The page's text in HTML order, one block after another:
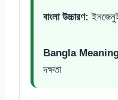
বাংলা উচ্চারণ:
Bangla
দক্ষতা